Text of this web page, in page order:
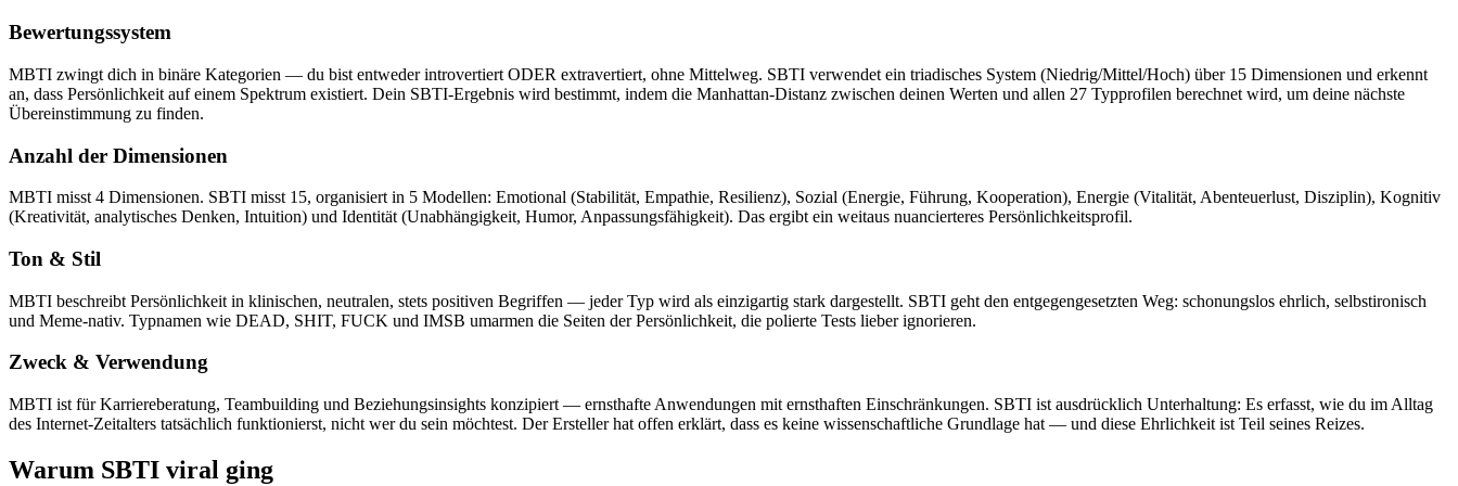
Bewertungssystem
MBTI zwingt dich in binäre Kategorien — du bist entweder introvertiert ODER extravertiert, ohne Mittelweg. SBTI verwendet ein triadisches System (Niedrig/Mittel/Hoch) über 15 Dimensionen und erkennt
an, dass Persönlichkeit auf einem Spektrum existiert. Dein SBTI-Ergebnis wird bestimmt, indem die Manhattan-Distanz zwischen deinen Werten und allen 27 Typprofilen berechnet wird, um deine nächste
Übereinstimmung zu finden.
Anzahl der Dimensionen
MBTI misst 4 Dimensionen. SBTI misst 15, organisiert in 5 Modellen: Emotional (Stabilität, Empathie, Resilienz), Sozial (Energie, Führung, Kooperation), Energie (Vitalität, Abenteuerlust, Disziplin), Kognitiv
(Kreativität, analytisches Denken, Intuition) und Identität (Unabhängigkeit, Humor, Anpassungsfähigkeit). Das ergibt ein weitaus nuancierteres Persönlichkeitsprofil.
Ton & Stil
MBTI beschreibt Persönlichkeit in klinischen, neutralen, stets positiven Begriffen — jeder Typ wird als einzigartig stark dargestellt. SBTI geht den entgegengesetzten Weg: schonungslos ehrlich, selbstironisch
und Meme-nativ. Typnamen wie DEAD, SHIT, FUCK und IMSB umarmen die Seiten der Persönlichkeit, die polierte Tests lieber ignorieren.
Zweck & Verwendung
MBTI ist für Karriereberatung, Teambuilding und Beziehungsinsights konzipiert — ernsthafte Anwendungen mit ernsthaften Einschränkungen. SBTI ist ausdrücklich Unterhaltung: Es erfasst, wie du im Alltag
des Internet-Zeitalters tatsächlich funktionierst, nicht wer du sein möchtest. Der Ersteller hat offen erklärt, dass es keine wissenschaftliche Grundlage hat — und diese Ehrlichkeit ist Teil seines Reizes.
Warum SBTI viral ging